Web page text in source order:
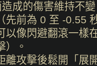
成的傷害維持不
先前為 0 至 -0.55
以像閃避翻滾一
）。
離攻擊後鬆開「展